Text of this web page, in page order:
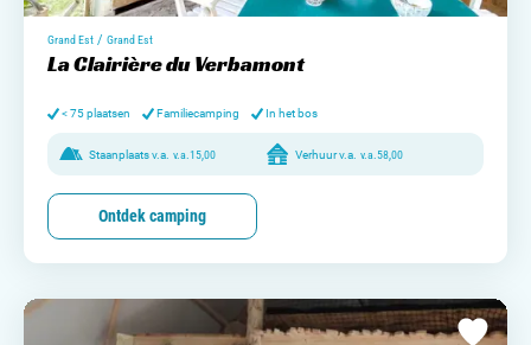
Grand Est / Grand Est
La Clairière du Verbamont
< 75 plaatsen Familiecamping In het bos
Staanplaats v.a. v.a. 15,00 Verhuur v.a. v.a. 58,00
Ontdek camping